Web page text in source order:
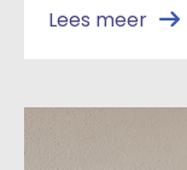
Lees meer